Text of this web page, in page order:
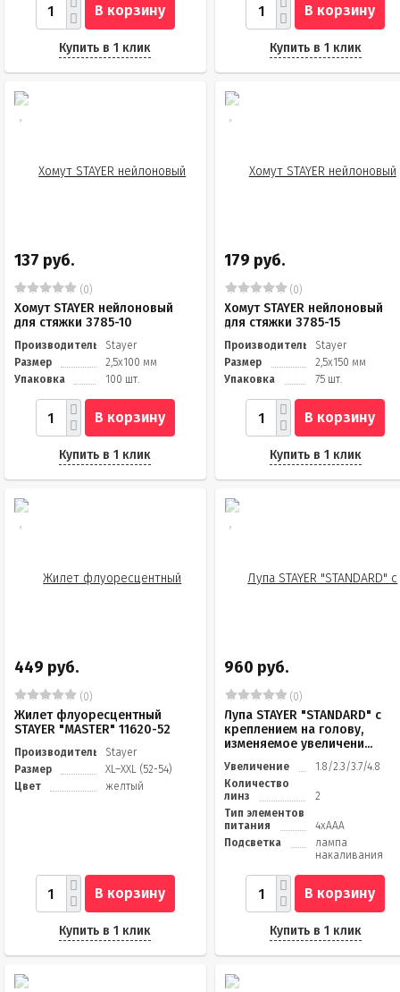
В корзину
Купить в 1 клик
В корзину
Купить в 1 клик
137 руб.
(0)
Хомут STAYER нейлоновый
для стяжки 3785-10
Производитель
Stayer
Размер
2,5х100 мм
Упаковка
100 шт.
В корзину
Купить в 1 клик
179 руб.
(0)
Хомут STAYER нейлоновый
для стяжки 3785-15
Производитель
Stayer
Размер
2,5х150 мм
Упаковка
75 шт.
В корзину
Купить в 1 клик
449 руб.
(0)
Жилет флуоресцентный
STAYER "MASTER" 11620-52
Производитель
Stayer
Размер
XL–XXL (52-54)
Цвет
желтый
В корзину
Купить в 1 клик
960 руб.
(0)
Лупа STAYER "STANDARD" с
креплением на голову,
изменяемое увеличени...
Увеличение
1.8/2.3/3.7/4.8
Количество
линз
2
Тип элементов
питания
4хААА
Подсветка
лампа
накаливания
В корзину
Купить в 1 клик